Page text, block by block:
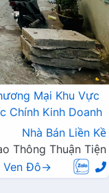
Mại Khu Vực
Chính Kinh Doanh
Nhà Bán Liền Kề
Thông Thuận Tiện
Ven Đô→